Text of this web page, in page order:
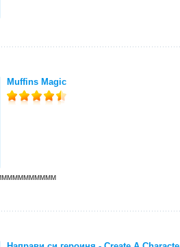
Muffins Magic